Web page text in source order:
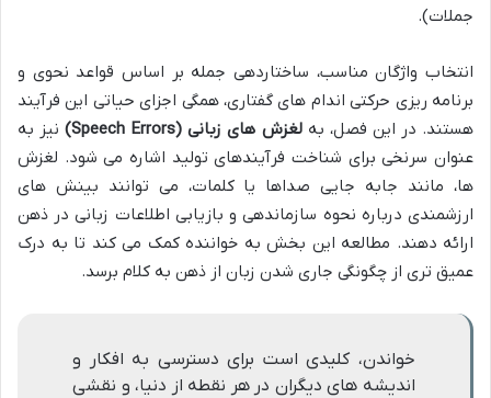
جملات).
انتخاب واژگان مناسب، ساختاردهی جمله بر اساس قواعد نحوی و
برنامه ریزی حرکتی اندام های گفتاری، همگی اجزای حیاتی این فرآیند
هستند. در این فصل، بهلغزش های زبانی (Speech Errors)
نیز به
عنوان سرنخی برای شناخت فرآیندهای تولید اشاره می شود. لغزش
ها، مانند جابه جایی صداها یا کلمات، می توانند بینش های
ارزشمندی درباره نحوه سازماندهی و بازیابی اطلاعات زبانی در ذهن
ارائه دهند. مطالعه این بخش به خواننده کمک می کند تا به درک
عمیق تری از چگونگی جاری شدن زبان از ذهن به کلام برسد.
خواندن، کلیدی است برای دسترسی به افکار و
اندیشه های دیگران در هر نقطه از دنیا، و نقشی